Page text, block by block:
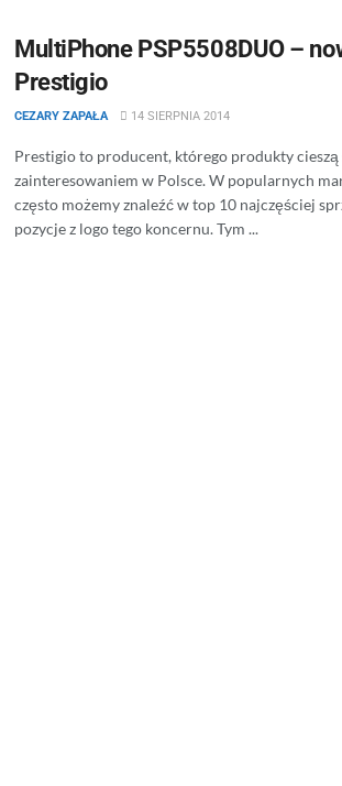
MultiPhone PSP5508DUO –
Prestigio
CEZARY ZAPAŁA 14 SIERPNIA 2014
Prestigio to producent, którego produkty cieszą
zainteresowaniem w Polsce. W popularnych
często możemy znaleźć w top 10 najczęściej
pozycje z logo tego koncernu. Tym ...